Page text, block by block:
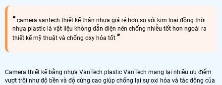
camera vantech thiết kế thân nhựa giá rẻ hơn so với kim loại đồng thời
nhựa plastic là vật liệu không dẫn điện nên chống nhiễu tốt hơn ngoài ra
thiết kế mỹ thuật và chống oxy hóa tốt
Camera thiết kế bằng nhựa VanTech plastic VanTech mang lại nhiều ưu điểm
vượt trội như độ bền và độ cứng cao giúp chống lại sự oxi hóa và tác động của